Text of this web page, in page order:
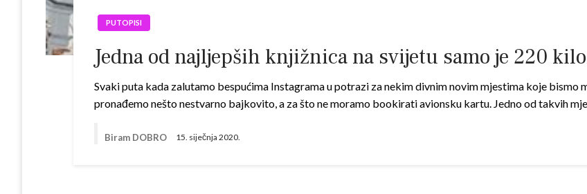
PUTOPISI
Jedna od najljepših knjižnica na svijetu samo je 220
Svaki puta kada zalutamo bespućima Instagrama u potrazi za nekim divnim novim mjestima koje
pronađemo nešto nestvarno bajkovito, a za što ne moramo bookirati avionsku kartu. Jedno od takvih
Biram DOBRO 15. siječnja 2020.